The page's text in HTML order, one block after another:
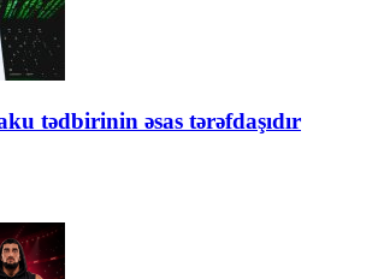
tədbirinin əsas tərəfdaşıdır